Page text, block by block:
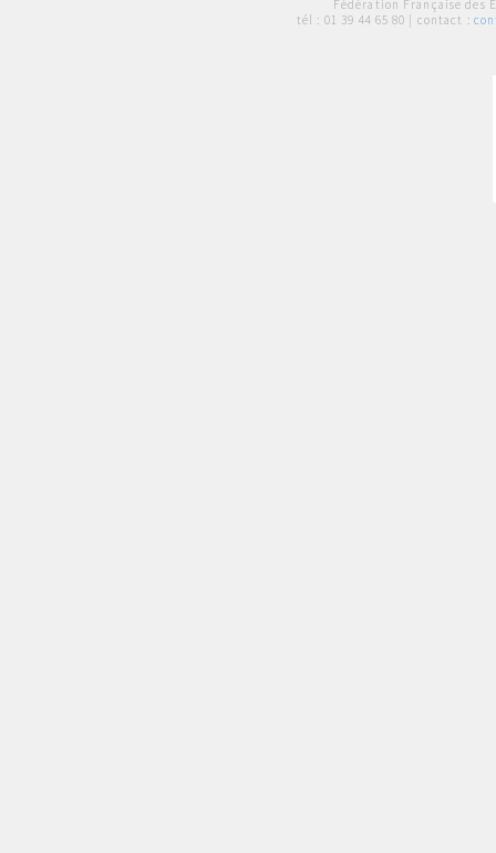
Fédération Française des
tél : 01 39 44 65 80 | contact :